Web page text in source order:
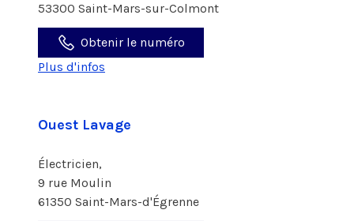
53300 Saint-Mars-sur-Colmont
Obtenir le numéro
Plus d'infos
Ouest Lavage
Électricien,
9 rue Moulin
61350 Saint-Mars-d'Égrenne